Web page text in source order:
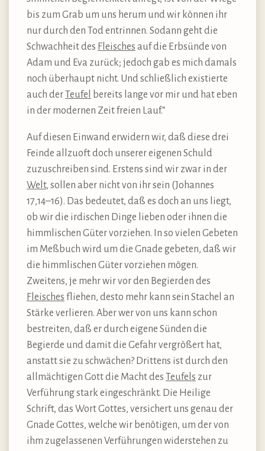
bis zum Grab um uns herum und wir können ihr
nur durch den Tod entrinnen. Sodann geht die
Schwachheit des Fleisches auf die Erbsünde von
Adam und Eva zurück; jedoch gab es mich damals
noch überhaupt nicht. Und schließlich existierte
auch der
Teufel
bereits lange vor mir und hat eben
in der modernen Zeit freien Lauf.“
Auf diesen Einwand erwidern wir, daß diese drei
Feinde allzuoft doch unserer eigenen Schuld
zuzuschreiben sind. Erstens sind wir zwar in der
Welt, sollen aber nicht von ihr sein (Johannes
17,14–16). Das bedeutet, daß es doch an uns liegt,
ob wir die irdischen Dinge lieben oder ihnen die
himmlischen Güter vorziehen. In so vielen Gebeten
im Meßbuch wird um die Gnade gebeten, daß wir
die himmlischen Güter vorziehen mögen.
Zweitens, je mehr wir vor den Begierden des
Fleisches fliehen, desto mehr kann sein Stachel an
Stärke verlieren. Aber wer von uns kann schon
bestreiten, daß er durch eigene Sünden die
Begierde und damit die Gefahr vergrößert hat,
anstatt sie zu schwächen? Drittens ist durch den
allmächtigen Gott die Macht des
Teufels zur
Verführung stark eingeschränkt. Die Heilige
Schrift, das Wort Gottes, versichert uns genau der
Gnade Gottes, welche wir benötigen, um der von
ihm zugelassenen Verführungen widerstehen zu